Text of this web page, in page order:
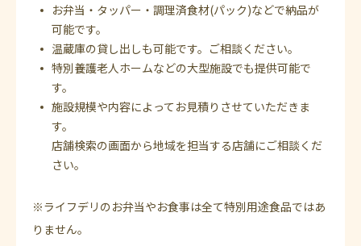
お弁当・タッパー・調理済食材(パック)などで納品が
可能です。
温蔵庫の貸し出しも可能です。ご相談ください。
特別養護老人ホームなどの大型施設でも提供可能で
す。
施設規模や内容によってお見積りさせていただきま
す。
店舗検索の画面から地域を担当する店舗にご相談くだ
さい。
※ライフデリのお弁当やお食事は全て特別用途食品ではあ
りません。